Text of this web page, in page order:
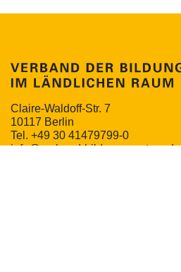
Claire-Waldoff-Str. 7
10117 Berlin
Tel. +49 30 41479799-0
info@verband-bildungszentren.de